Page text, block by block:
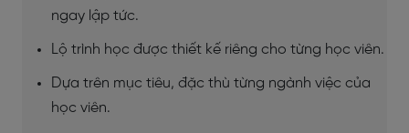
ngay lập tức.
Lộ trình học được thiết kế riêng cho từng học viên.
Dựa trên mục tiêu, đặc thù từng ngành việc của
học viên.